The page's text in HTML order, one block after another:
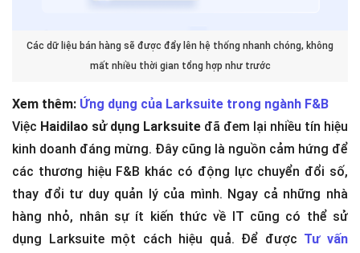
Các dữ liệu bán hàng sẽ được đẩy lên hệ thống nhanh chóng, không
mất nhiều thời gian tổng hợp như trước
Xem thêm: Ứng dụng của Larksuite trong ngành F&B
Việc Haidilao sử dụng Larksuite đã đem lại nhiều tín hiệu
kinh doanh đáng mừng. Đây cũng là nguồn cảm hứng để
các thương hiệu F&B khác có động lực chuyển đổi số,
thay đổi tư duy quản lý của mình. Ngay cả những nhà
hàng nhỏ, nhân sự ít kiến thức về IT cũng có thể sử
dụng Larksuite một cách hiệu quả. Để được Tư vấn